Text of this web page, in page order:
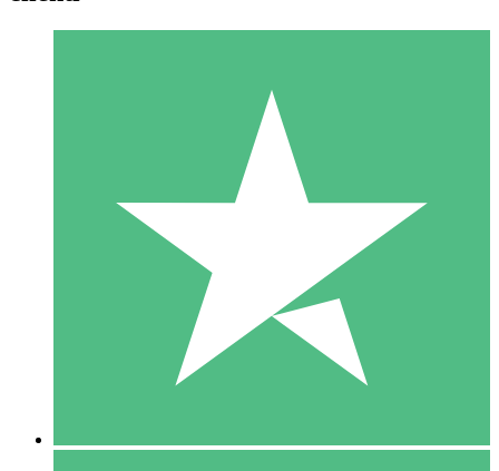
Pacchetti di Crediti Individuali
Paga a consumo con crediti di download. Nessun impegno
1 Download
10
US$1500